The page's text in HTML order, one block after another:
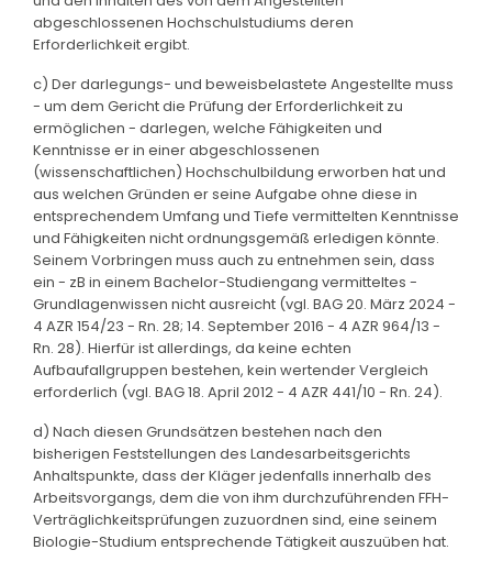
abgeschlossenen Hochschulstudiums deren
Erforderlichkeit ergibt.
c) Der darlegungs- und beweisbelastete Angestellte muss
- um dem Gericht die Prüfung der Erforderlichkeit zu
ermöglichen - darlegen, welche Fähigkeiten und
Kenntnisse er in einer abgeschlossenen
(wissenschaftlichen) Hochschulbildung erworben hat und
aus welchen Gründen er seine Aufgabe ohne diese in
entsprechendem Umfang und Tiefe vermittelten Kenntnisse
und Fähigkeiten nicht ordnungsgemäß erledigen könnte.
Seinem Vorbringen muss auch zu entnehmen sein, dass
ein - zB in einem Bachelor-Studiengang vermitteltes -
Grundlagenwissen nicht ausreicht (vgl. BAG 20. März 2024 -
4 AZR 154/23 - Rn. 28; 14. September 2016 - 4 AZR 964/13 -
Rn. 28). Hierfür ist allerdings, da keine echten
Aufbaufallgruppen bestehen, kein wertender Vergleich
erforderlich (vgl. BAG 18. April 2012 - 4 AZR 441/10 - Rn. 24).
d) Nach diesen Grundsätzen bestehen nach den
bisherigen Feststellungen des Landesarbeitsgerichts
Anhaltspunkte, dass der Kläger jedenfalls innerhalb des
Arbeitsvorgangs, dem die von ihm durchzuführenden FFH-
Verträglichkeitsprüfungen zuzuordnen sind, eine seinem
Biologie-Studium entsprechende Tätigkeit auszuüben hat.